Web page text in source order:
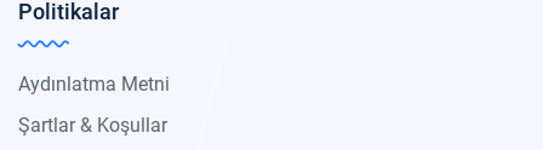
Politikalar
Aydınlatma Metni
Şartlar & Koşullar